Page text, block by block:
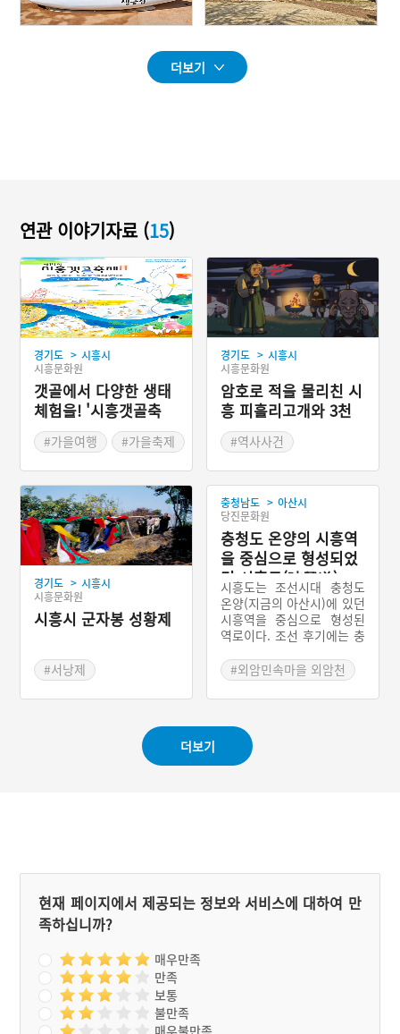
더보기
연관 이야기자료 (15)
경기도 > 시흥시
시흥문화원
갯골에서 다양한 생태
체험을! '시흥갯골축
제'#가을여행 #가을축제
경기도 > 시흥시
시흥문화원
암호로 적을 물리친 시
흥 피흘리고개와 3천
병마골
#역사사건
경기도 > 시흥시
시흥문화원
시흥시 군자봉 성황제
#서낭제
충청남도 > 아산시
당진문화원
충청도 온양의 시흥역
을 중심으로 형성되었
던 시흥도(時興道)
시흥도는 조선시대 충청도
온양(지금의 아산시)에 있던
시흥역을 중심으로 형성된
역로이다. 조선 후기에는 충
으로 하는 금정도에 통합되
었다. 조선 초기에는 지금의
아산시 일대에 있던 역을 관
진시 및 예산군에 자리한 역
까지 관할하게 되었다. 새롭
게 이전한 충청남도 도청이
#외암민속마을 외암천
#가야산 충청남도청
더보기
현재 페이지에서 제공되는 정보와 서비스에 대하여 만
족하십니까?
매우만족
만족
보통
불만족
매우불만족